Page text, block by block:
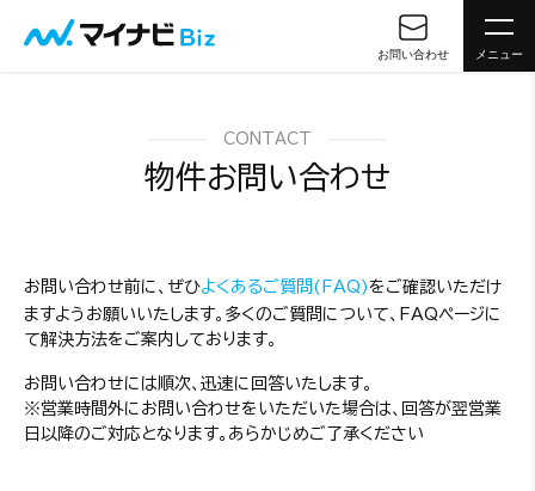
お問い合わせ メニュー
CONTACT
物件お問い合わせ
お問い合わせ前に、ぜひよくあるご質問(FAQ) をご確認いただけ
ますようお願いいたします。多くのご質問について、FAQページに
て解決方法をご案内しております。
お問い合わせには順次、迅速に回答いたします。
※営業時間外にお問い合わせをいただいた場合は、回答が翌営業
日以降のご対応となります。あらかじめご了承ください